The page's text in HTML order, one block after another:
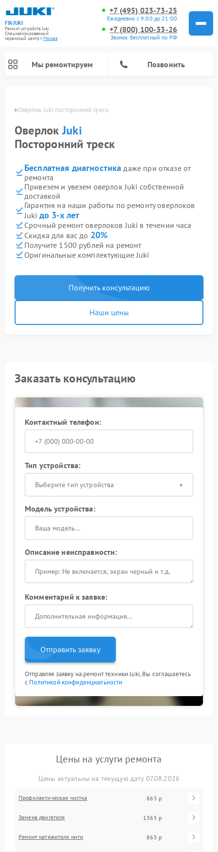
FIX-JUKI
Ремонт устройств Juki
Специализированный
cервисный центр г.Москва
+7 (495) 023-73-25
Ежедневно с 9:00 до 21:00
+7 (800) 100-33-26
Звонок бесплатный по РФ
Мы ремонтируем Позвонить
Оверлок Juki посторонний треск
ОверлокJuki
Посторонний треск
Бесплатная диагностика даже при отказе от
ремонта
Привезем и увезем оверлок Juki собственной
доставкой
Гарантия на наши работы по ремонту оверлоков
Juki до 3-х лет
Срочный ремонт оверлоков Juki в течении часа
Скидка для вас до 20%
Получите 1500 рублей на ремонт
Оригинальные комплектующие Juki
Получить консультацию
Наши цены
Заказать консультацию
Контактный телефон:
Тип устройства:
Выберите тип устройства
Модель устройства:
Описание неисправности:
Комментарий к заявке:
Отправить заявку
Отправляя заявку на ремонт техники Juki, Вы соглашаетесь
с Политикой конфиденциальности
Цены на услуги ремонта
Цены актуальны на текущую дату 07.08.2026
Профилактическая чистка 865 р
Замена двигателя 1365 р
Ремонт натяжителя нити 865 р